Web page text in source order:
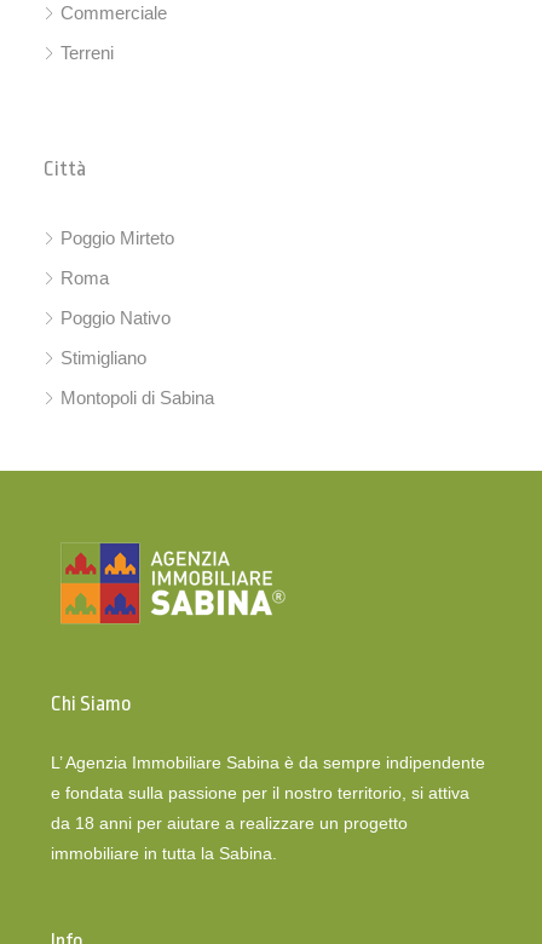
Commerciale
Terreni
Città
Poggio Mirteto
Roma
Poggio Nativo
Stimigliano
Montopoli di Sabina
Chi Siamo
L’ Agenzia Immobiliare Sabina è da sempre indipendente
e fondata sulla passione per il nostro territorio, si attiva
da 18 anni per aiutare a realizzare un progetto
immobiliare in tutta la Sabina.